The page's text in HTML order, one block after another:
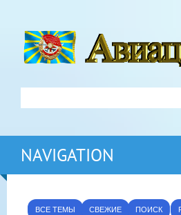
NAVIGATION
ВСЕ ТЕМЫ СВЕЖИЕ ПОИСК